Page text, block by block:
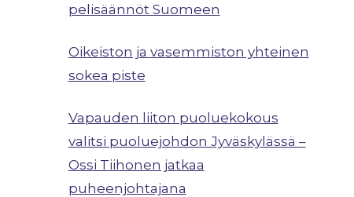
pelisäännöt Suomeen
Oikeiston ja vasemmiston yhteinen
sokea piste
Vapauden liiton puoluekokous
valitsi puoluejohdon Jyväskylässä –
Ossi Tiihonen jatkaa
puheenjohtajana